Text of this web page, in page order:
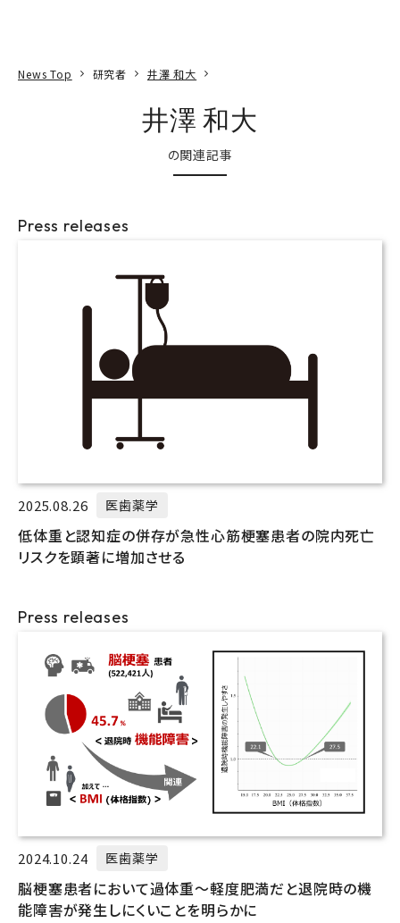
News Top 研究者 井澤 和大
井澤 和大
の関連記事
Press releases
2025.08.26 医歯薬学
低体重と認知症の併存が急性心筋梗塞患者の院内死亡
リスクを顕著に増加させる
Press releases
2024.10.24 医歯薬学
脳梗塞患者において過体重～軽度肥満だと退院時の機
能障害が発生しにくいことを明らかに